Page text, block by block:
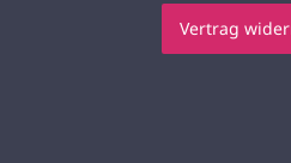
Vertrag